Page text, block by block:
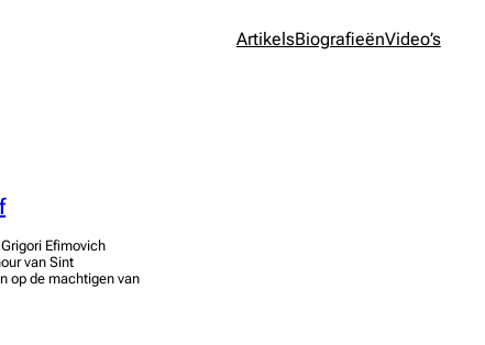
ArtikelsBiografieënVideo’s
Efimovich
van Sint
op de machtigen van